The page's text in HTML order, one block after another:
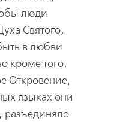
люди
Святого,
в любви
кроме того,
Откровение,
языках они
разъединяло